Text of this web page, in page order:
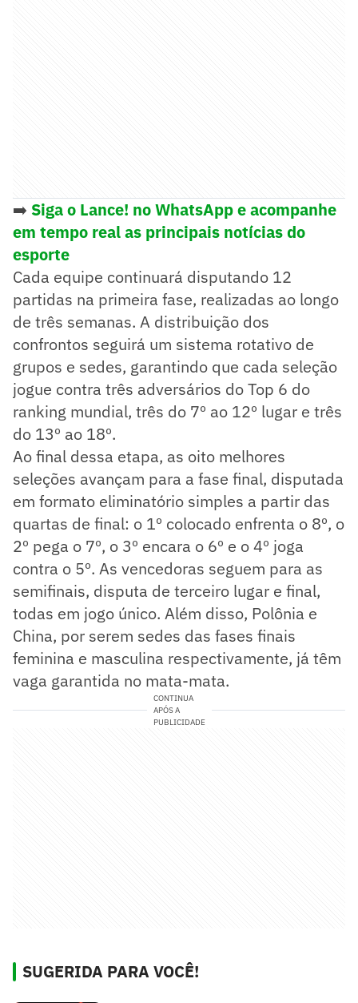
➡️ Siga o Lance! no WhatsApp e acompanhe
em tempo real as principais notícias do
esporte
Cada equipe continuará disputando 12
partidas na primeira fase, realizadas ao longo
de três semanas. A distribuição dos
confrontos seguirá um sistema rotativo de
grupos e sedes, garantindo que cada seleção
jogue contra três adversários do Top 6 do
ranking mundial, três do 7º ao 12º lugar e três
do 13º ao 18º.
Ao final dessa etapa, as oito melhores
seleções avançam para a fase final, disputada
em formato eliminatório simples a partir das
quartas de final: o 1º colocado enfrenta o 8º, o
2º pega o 7º, o 3º encara o 6º e o 4º joga
contra o 5º. As vencedoras seguem para as
semifinais, disputa de terceiro lugar e final,
todas em jogo único. Além disso, Polônia e
China, por serem sedes das fases finais
feminina e masculina respectivamente, já têm
vaga garantida no mata-mata.
CONTINUA
APÓS A
PUBLICIDADE
SUGERIDA PARA VOCÊ!